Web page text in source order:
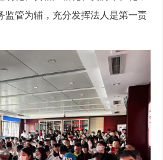
监管为辅，充分发挥法人是第一责